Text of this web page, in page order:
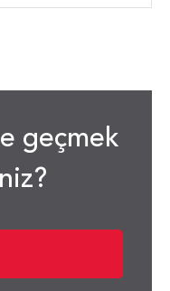
geçmek